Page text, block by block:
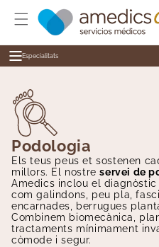
directamente
al contenido
Especialitats
Al·lergologia
Cardiologia
Cirurgia General
Dermatologia
Digestiu
Endocrinologia
Infermeria
Ginecologia
Medicina general
Dermatologia
Cardiologia
Revisions
Tests Ràpids
Podologia
Els teus peus et sostenen
millors. El nostreservei de
Amedics inclou el
com galindons, peu pla,
encarnades, berrugues
Combinem biomecànica,
tractaments mínimament
còmode i segur.